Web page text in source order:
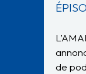
de